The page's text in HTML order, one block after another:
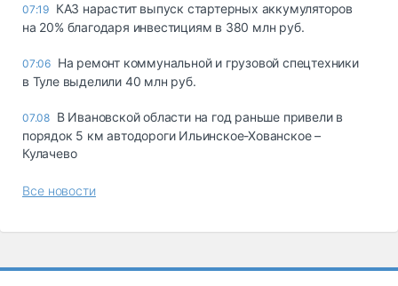
07:19 КАЗ нарастит выпуск стартерных аккумуляторов
на 20% благодаря инвестициям в 380 млн руб.
07:06 На ремонт коммунальной и грузовой спецтехники
в Туле выделили 40 млн руб.
07.08 В Ивановской области на год раньше привели в
порядок 5 км автодороги Ильинское-Хованское –
Кулачево
Все новости